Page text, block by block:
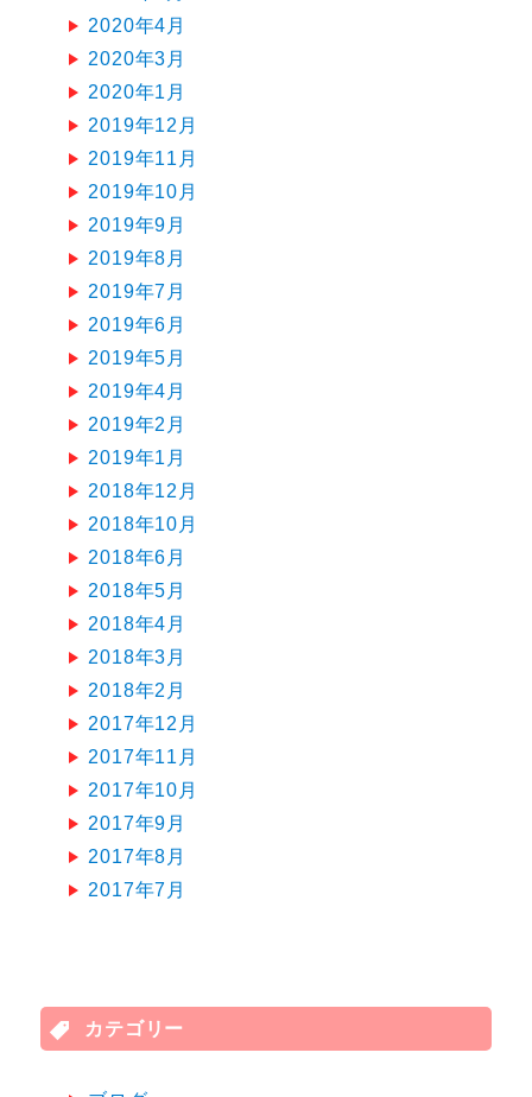
2020年4月
2020年3月
2020年1月
2019年12月
2019年11月
2019年10月
2019年9月
2019年8月
2019年7月
2019年6月
2019年5月
2019年4月
2019年2月
2019年1月
2018年12月
2018年10月
2018年6月
2018年5月
2018年4月
2018年3月
2018年2月
2017年12月
2017年11月
2017年10月
2017年9月
2017年8月
2017年7月
カテゴリー